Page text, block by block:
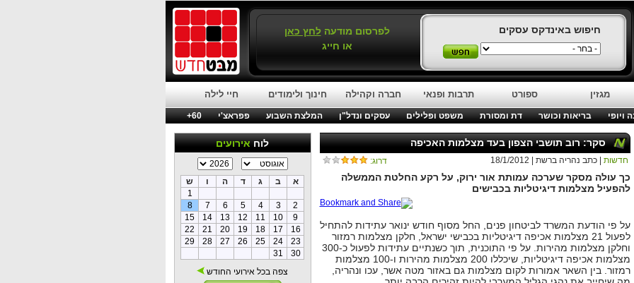
חיפוש באינדקס עסקים לפרסום מודעהלחץ כאן
או חייג
מגזין ספורט תרבות ופנאי חברה וקהילה חינוך ולימודים חיי לילה
ויופי בריאות וכושר דת ומסורת משפט ופלילים עסקים ונדל"ן המלצת השבוע פפראצ'י
60+
לוחאירועים
א ב ג ד ה ו
ש
1
2
3
4
5
6
7
8
9
10
11
12
13
14
15
16
17
18
19
20
21
22
23
24
25
26
27
28
29
30
31
צפה בכל אירועי החודש
סקר: רוב תושבי הצפון בעד מצלמות האכיפה
דרוג: חדשות | כתב נהריה ברשת | 18/1/2012
כך עולה מסקר שערכה עמותת אור ירוק, על רקע החלטת הממשלה
להפעיל מצלמות דיגיטליות בכבישים
על פי הודעת המשרד לביטחון פנים, החל מסוף חודש ינואר עתידות להתחיל
לפעול 21 מצלמות אכיפה דיגיטליות בכבישי ישראל, חלקן מצלמות רמזור
וחלקן מצלמות מהירות. על פי התוכנית, תוך כשנתיים עתידות לפעול כ-300
מצלמות אכיפה דיגיטליות, שיכללו 200 מצלמות מהירות ו-100 מצלמות
רמזור. בין השאר אמורות לקום מצלמות גם באזור מטה אשר, עכו ונהריה,